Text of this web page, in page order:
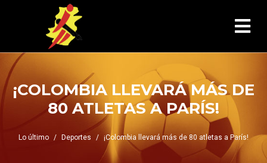
¡COLOMBIA LLEVARÁ MÁS DE
80 ATLETAS A PARÍS!
Lo último Deportes ¡Colombia llevará más de 80 atletas a París!